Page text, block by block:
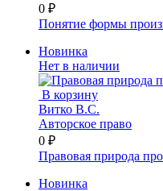
0 ₽
Понятие формы
Новинка
Нет в наличии
В корзину
Витко В.С.
Авторское право
0 ₽
Правовая природа
Новинка